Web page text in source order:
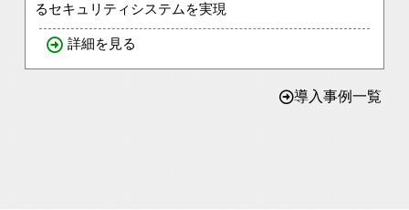
るセキュリティシステムを実現
詳細を見る
導入事例一覧